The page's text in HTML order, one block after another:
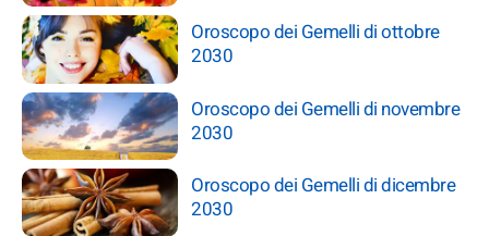
Oroscopo dei Gemelli di ottobre
2030
Oroscopo dei Gemelli di novembre
2030
Oroscopo dei Gemelli di dicembre
2030